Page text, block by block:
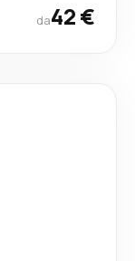
da42 €